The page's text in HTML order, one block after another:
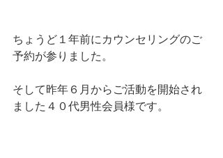
ちょうど１年前にカウンセリングのご
予約が参りました。
そして昨年６月からご活動を開始され
ました４０代男性会員様です。